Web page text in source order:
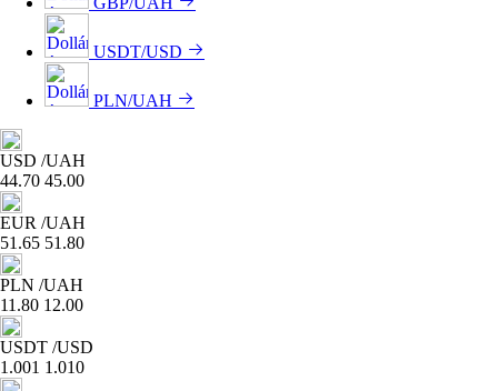
USDT/USD
PLN/UAH
USD /UAH
44.70 45.00
EUR /UAH
51.65 51.80
PLN /UAH
11.80 12.00
USDT /USD
1.001 1.010